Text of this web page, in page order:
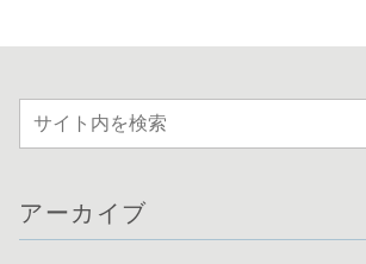
アーカイブ